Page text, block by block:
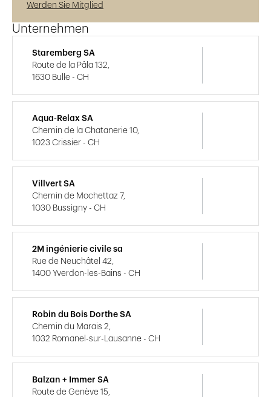
Werden Sie Mitglied
Unternehmen
Staremberg SA
Route de la Pâla 132,
1630 Bulle - CH
Aqua-Relax SA
Chemin de la Chatanerie 10,
1023 Crissier - CH
Villvert SA
Chemin de Mochettaz 7,
1030 Bussigny - CH
2M ingénierie civile sa
Rue de Neuchâtel 42,
1400 Yverdon-les-Bains - CH
Robin du Bois Dorthe SA
Chemin du Marais 2,
1032 Romanel-sur-Lausanne - CH
Balzan + Immer SA
Route de Genève 15,